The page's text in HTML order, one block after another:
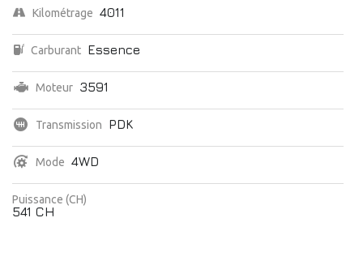
Kilométrage 4011
Carburant Essence
Moteur 3591
Transmission PDK
Mode 4WD
Puissance (CH)
541 CH